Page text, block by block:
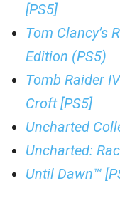
[PS5]
Tom Clancy’s
Edition (PS5)
Tomb Raider
Croft [PS5]
Uncharted
Uncharted:
Until Dawn™